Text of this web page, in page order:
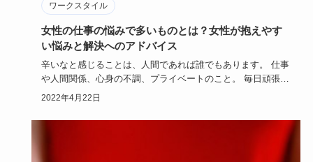
ワークスタイル
女性の仕事の悩みで多いものとは？女性が抱えやす
い悩みと解決へのアドバイス
辛いなと感じることは、人間であれば誰でもあります。 仕事
や人間関係、心身の不調、プライベートのこと。 毎日頑張っ
ているから…
2022年4月22日